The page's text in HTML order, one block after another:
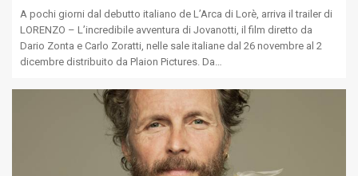
A pochi giorni dal debutto italiano de L’Arca di Lorè, arriva il trailer di
LORENZO – L’incredibile avventura di Jovanotti, il film diretto da
Dario Zonta e Carlo Zoratti, nelle sale italiane dal 26 novembre al 2
dicembre distribuito da Plaion Pictures. Da…